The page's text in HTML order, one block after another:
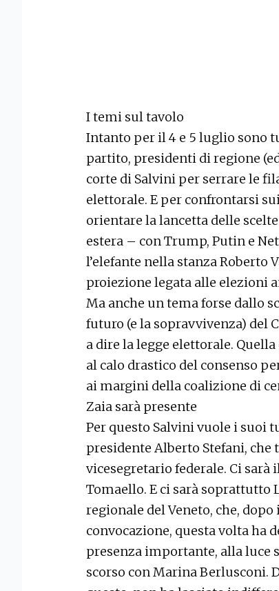
I temi sul tavolo
Intanto per il 4 e 5 luglio sono
partito, presidenti di regione
corte di Salvini per serrare le
elettorale. E per confrontarsi
orientare la lancetta delle
estera – con Trump, Putin e
l’elefante nella stanza Roberto
proiezione legata alle elezioni
Ma anche un tema forse dallo
futuro (e la sopravvivenza) del
a dire la legge elettorale.
al calo drastico del consenso
ai margini della coalizione di
Zaia sarà presente
Per questo Salvini vuole i suoi
presidente Alberto Stefani,
vicesegretario federale. Ci
Tomaello. E ci sarà soprattutto
regionale del Veneto, che,
convocazione, questa volta ha
presenza importante, alla luce
scorso con Marina Berlusconi.